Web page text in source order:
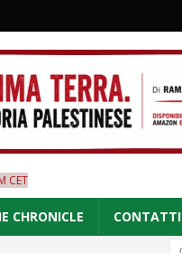
CET
CHRONICLE CONTATTI